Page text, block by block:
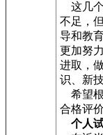
这几个
不足，
导和教
更加努
进取，
识、新
希望根
合格评
个人